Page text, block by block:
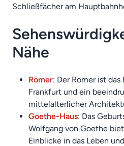
Schließfächer am
Nähe
Römer: Der Römer ist
Frankfurt und ein
mittelalterlicher
Goethe-Haus: Das
Wolfgang von Goethe
Einblicke in das Leben